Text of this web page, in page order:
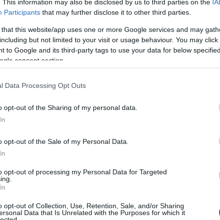
This information may also be disclosed by us to third parties on the
Participants that may further disclose it to other third parties.
that this website/app uses one or more Google services and may
but not limited to your visit or usage behaviour. You may
to Google and its third-party tags to use your data for below
consent section.
Data Processing Opt Outs
opt-out of the Sharing of my personal data.
opt-out of the Sale of my Personal Data.
opt-out of processing my Personal Data for Targeted
opt-out of Collection, Use, Retention, Sale, and/or Sharing
Data that Is Unrelated with the Purposes for which it
Πρωτοσέλιδο Πτολεμαίου
και μάθετε πρώτοι όλες τις
μηνών για την μελέτη της
Το Φλεβάρη του 2027 η
των αποτελεσμάτων